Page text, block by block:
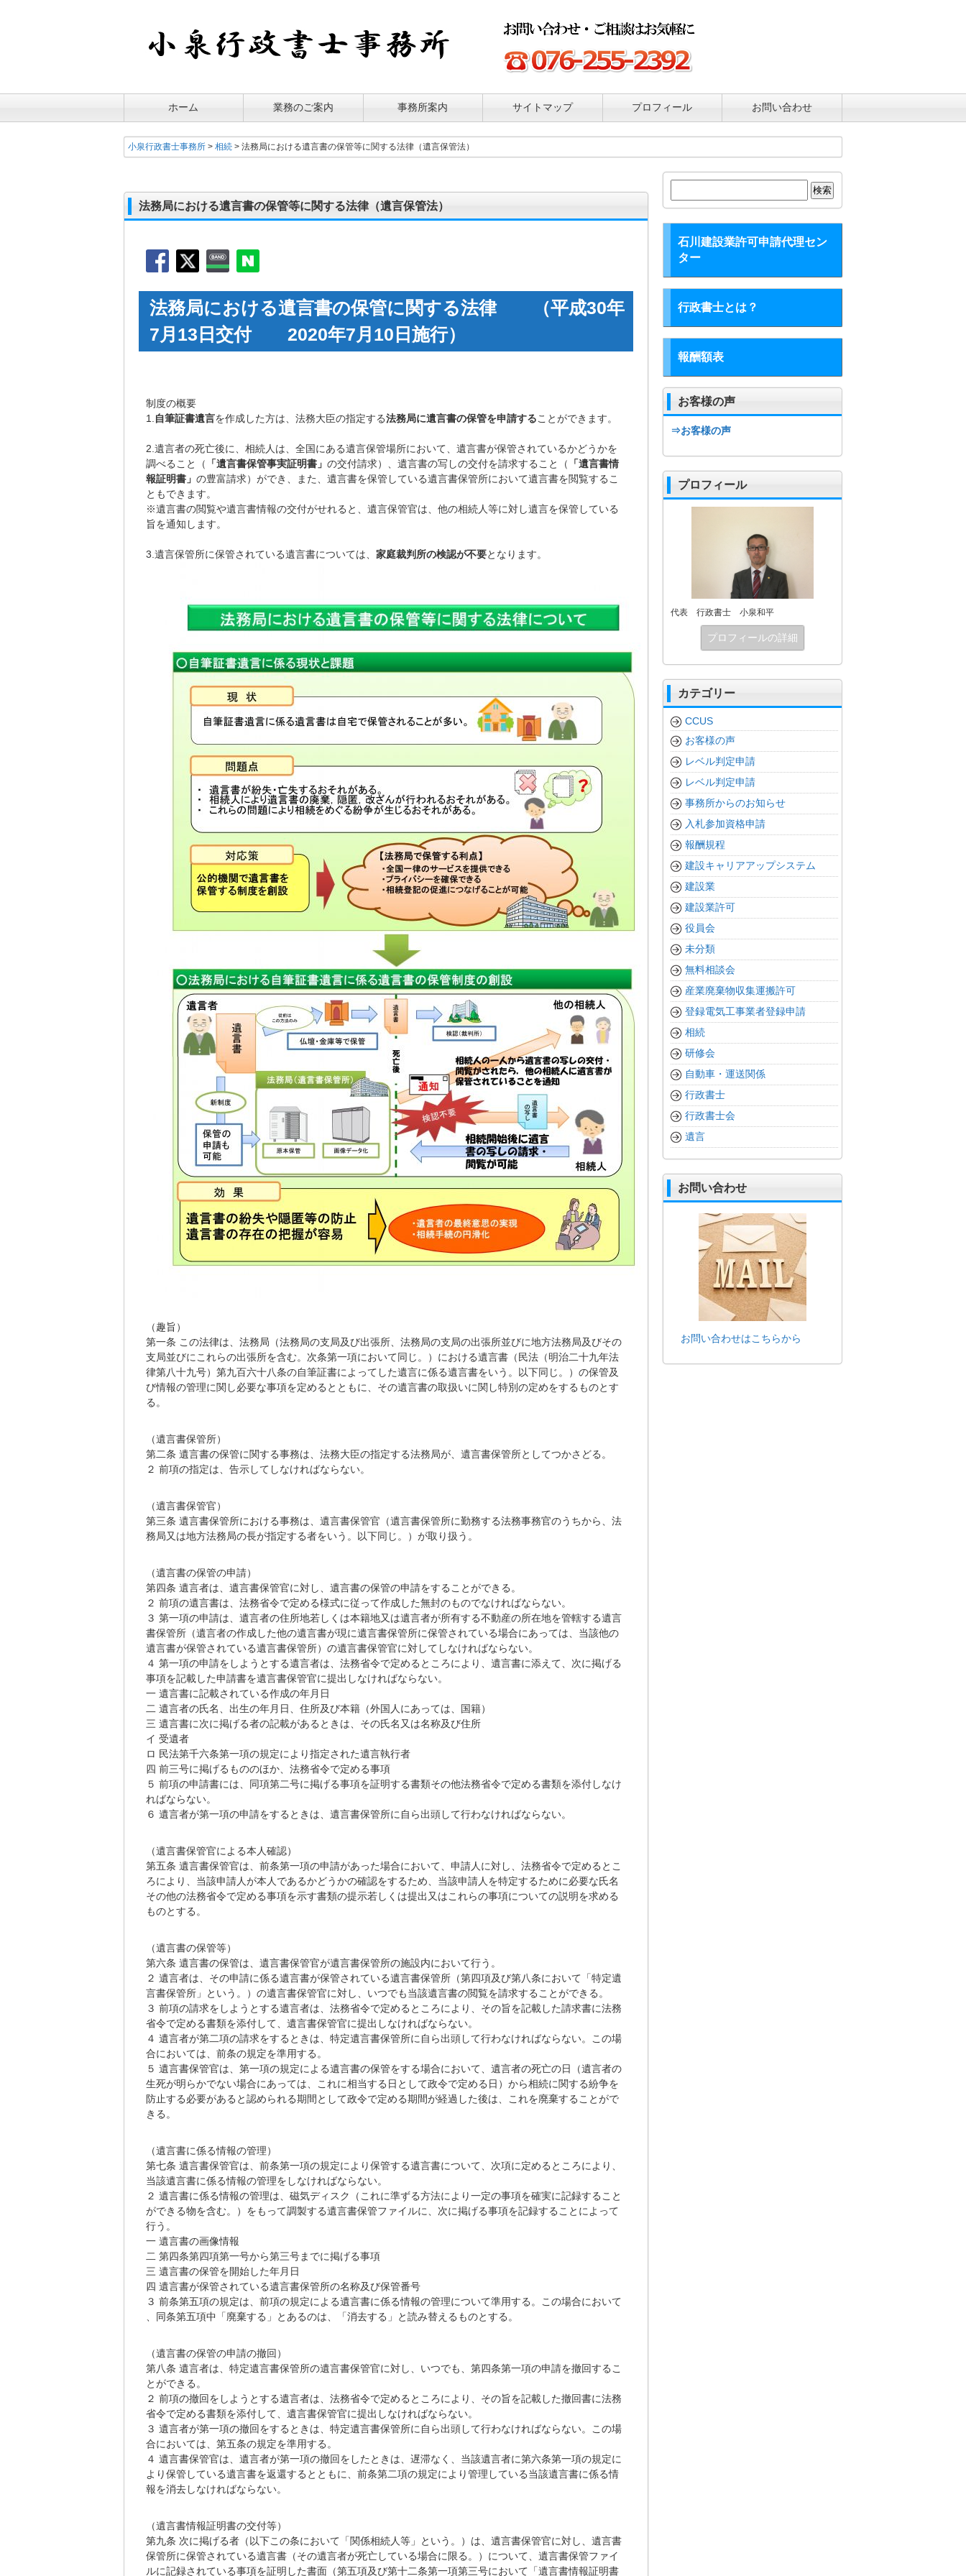
ホーム 業務のご案内 事務所案内 サイトマップ プロフィール お問い合わせ
小泉行政書士事務所 > 相続 > 法務局における遺言書の保管等に関する法律（遺言保管法）
法務局における遺言書の保管等に関する法律（遺言保管法）
法務局における遺言書の保管に関する法律 （平成30年
7月13日交付 2020年7月10日施行）
制度の概要
1. 自筆証書遺言を作成した方は、法務大臣の指定する法務局に遺言書の保管を申請することができます。
2.遺言者の死亡後に、相続人は、全国にある遺言保管場所において、遺言書が保管されているかどうかを
調べること（
「遺言書保管事実証明書」 の交付請求）、遺言書の写しの交付を請求すること（
「遺言書情
報証明書」 の豊富請求）ができ、また、遺言書を保管している遺言書保管所において遺言書を閲覧するこ
ともできます。
※遺言書の閲覧や遺言書情報の交付がせれると、遺言保管官は、他の相続人等に対し遺言を保管している
旨を通知します。
3.遺言保管所に保管されている遺言書については、 家庭裁判所の検認が不要となります。
（趣旨）
第一条 この法律は、法務局（法務局の支局及び出張所、法務局の支局の出張所並びに地方法務局及びその
支局並びにこれらの出張所を含む。次条第一項において同じ。）における遺言書（民法（明治二十九年法
律第八十九号）第九百六十八条の自筆証書によってした遺言に係る遺言書をいう。以下同じ。）の保管及
び情報の管理に関し必要な事項を定めるとともに、その遺言書の取扱いに関し特別の定めをするものとす
る。
（遺言書保管所）
第二条 遺言書の保管に関する事務は、法務大臣の指定する法務局が、遺言書保管所としてつかさどる。
２ 前項の指定は、告示してしなければならない。
（遺言書保管官）
第三条 遺言書保管所における事務は、遺言書保管官（遺言書保管所に勤務する法務事務官のうちから、法
務局又は地方法務局の長が指定する者をいう。以下同じ。）が取り扱う。
（遺言書の保管の申請）
第四条 遺言者は、遺言書保管官に対し、遺言書の保管の申請をすることができる。
２ 前項の遺言書は、法務省令で定める様式に従って作成した無封のものでなければならない。
３ 第一項の申請は、遺言者の住所地若しくは本籍地又は遺言者が所有する不動産の所在地を管轄する遺言
書保管所（遺言者の作成した他の遺言書が現に遺言書保管所に保管されている場合にあっては、当該他の
遺言書が保管されている遺言書保管所）の遺言書保管官に対してしなければならない。
４ 第一項の申請をしようとする遺言者は、法務省令で定めるところにより、遺言書に添えて、次に掲げる
事項を記載した申請書を遺言書保管官に提出しなければならない。
一 遺言書に記載されている作成の年月日
二 遺言者の氏名、出生の年月日、住所及び本籍（外国人にあっては、国籍）
三 遺言書に次に掲げる者の記載があるときは、その氏名又は名称及び住所
イ 受遺者
ロ 民法第千六条第一項の規定により指定された遺言執行者
四 前三号に掲げるもののほか、法務省令で定める事項
５ 前項の申請書には、同項第二号に掲げる事項を証明する書類その他法務省令で定める書類を添付しなけ
ればならない。
６ 遺言者が第一項の申請をするときは、遺言書保管所に自ら出頭して行わなければならない。
（遺言書保管官による本人確認）
第五条 遺言書保管官は、前条第一項の申請があった場合において、申請人に対し、法務省令で定めるとこ
ろにより、当該申請人が本人であるかどうかの確認をするため、当該申請人を特定するために必要な氏名
その他の法務省令で定める事項を示す書類の提示若しくは提出又はこれらの事項についての説明を求める
ものとする。
（遺言書の保管等）
第六条 遺言書の保管は、遺言書保管官が遺言書保管所の施設内において行う。
２ 遺言者は、その申請に係る遺言書が保管されている遺言書保管所（第四項及び第八条において「特定遺
言書保管所」という。）の遺言書保管官に対し、いつでも当該遺言書の閲覧を請求することができる。
３ 前項の請求をしようとする遺言者は、法務省令で定めるところにより、その旨を記載した請求書に法務
省令で定める書類を添付して、遺言書保管官に提出しなければならない。
４ 遺言者が第二項の請求をするときは、特定遺言書保管所に自ら出頭して行わなければならない。この場
合においては、前条の規定を準用する。
５ 遺言書保管官は、第一項の規定による遺言書の保管をする場合において、遺言者の死亡の日（遺言者の
生死が明らかでない場合にあっては、これに相当する日として政令で定める日）から相続に関する紛争を
防止する必要があると認められる期間として政令で定める期間が経過した後は、これを廃棄することがで
きる。
（遺言書に係る情報の管理）
第七条 遺言書保管官は、前条第一項の規定により保管する遺言書について、次項に定めるところにより、
当該遺言書に係る情報の管理をしなければならない。
２ 遺言書に係る情報の管理は、磁気ディスク（これに準ずる方法により一定の事項を確実に記録すること
ができる物を含む。）をもって調製する遺言書保管ファイルに、次に掲げる事項を記録することによって
行う。
一 遺言書の画像情報
二 第四条第四項第一号から第三号までに掲げる事項
三 遺言書の保管を開始した年月日
四 遺言書が保管されている遺言書保管所の名称及び保管番号
３ 前条第五項の規定は、前項の規定による遺言書に係る情報の管理について準用する。この場合において
、同条第五項中「廃棄する」とあるのは、「消去する」と読み替えるものとする。
（遺言書の保管の申請の撤回）
第八条 遺言者は、特定遺言書保管所の遺言書保管官に対し、いつでも、第四条第一項の申請を撤回するこ
とができる。
２ 前項の撤回をしようとする遺言者は、法務省令で定めるところにより、その旨を記載した撤回書に法務
省令で定める書類を添付して、遺言書保管官に提出しなければならない。
３ 遺言者が第一項の撤回をするときは、特定遺言書保管所に自ら出頭して行わなければならない。この場
合においては、第五条の規定を準用する。
４ 遺言書保管官は、遺言者が第一項の撤回をしたときは、遅滞なく、当該遺言者に第六条第一項の規定に
より保管している遺言書を返還するとともに、前条第二項の規定により管理している当該遺言書に係る情
報を消去しなければならない。
（遺言書情報証明書の交付等）
第九条 次に掲げる者（以下この条において「関係相続人等」という。）は、遺言書保管官に対し、遺言書
保管所に保管されている遺言書（その遺言者が死亡している場合に限る。）について、遺言書保管ファイ
ルに記録されている事項を証明した書面（第五項及び第十二条第一項第三号において「遺言書情報証明書
索:
石川建設業許可申請代理セン
ター
行政書士とは？
報酬額表
お客様の声
⇒お客様の声
プロフィール
代表 行政書士 小泉和平
プロフィールの詳細
カテゴリー
CCUS
お客様の声
レベル判定申請
レベル判定申請
事務所からのお知らせ
入札参加資格申請
報酬規程
建設キャリアアップシステム
建設業
建設業許可
役員会
未分類
無料相談会
産業廃棄物収集運搬許可
登録電気工事業者登録申請
相続
研修会
自動車・運送関係
行政書士
行政書士会
遺言
お問い合わせ
お問い合わせはこちらから